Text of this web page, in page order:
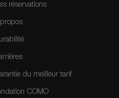
réservations
du meilleur tarif
COMO